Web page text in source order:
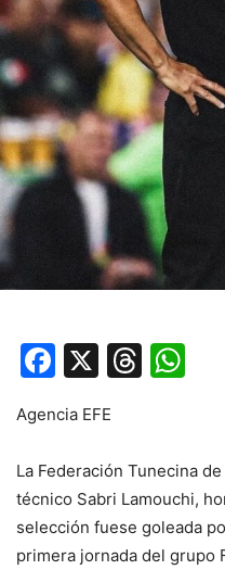
Facebook
X
Agencia EFE
La Federación Tunecina
técnico Sabri Lamouchi,
selección fuese goleada
primera jornada del grupo